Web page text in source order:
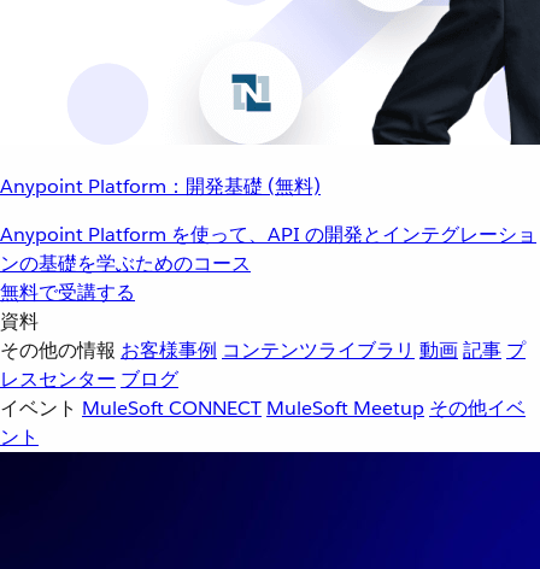
Anypoint Platform：開発基礎 (無料)
Anypoint Platform を使って、API の開発とインテグレーショ
ンの基礎を学ぶためのコース
無料で受講する
資料
その他の情報 お客様事例 コンテンツライブラリ 動画記事 プ
レスセンター ブログ
イベント MuleSoft CONNECT MuleSoft Meetup その他イベ
ント